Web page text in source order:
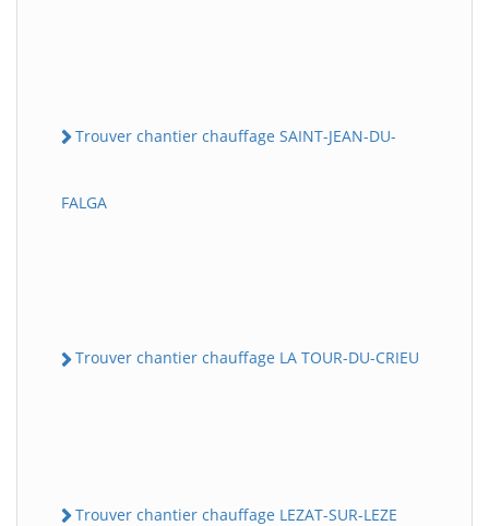
Trouver chantier chauffage SAINT-JEAN-DU-
FALGA
Trouver chantier chauffage LA TOUR-DU-CRIEU
Trouver chantier chauffage LEZAT-SUR-LEZE